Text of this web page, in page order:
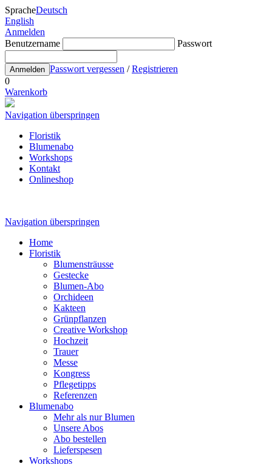
SpracheDeutsch
English
Anmelden
Benutzername
Passwort
Anmelden Passwort vergessen /Registrieren
0
Warenkorb
Navigation überspringen
Floristik
Blumenabo
Workshops
Kontakt
Onlineshop
Navigation überspringen
Home
Floristik
Blumensträusse
Gestecke
Blumen-Abo
Orchideen
Kakteen
Grünpflanzen
Creative Workshop
Hochzeit
Trauer
Messe
Kongress
Pflegetipps
Referenzen
Blumenabo
Mehr als nur Blumen
Unsere Abos
Abo bestellen
Lieferspesen
Workshops